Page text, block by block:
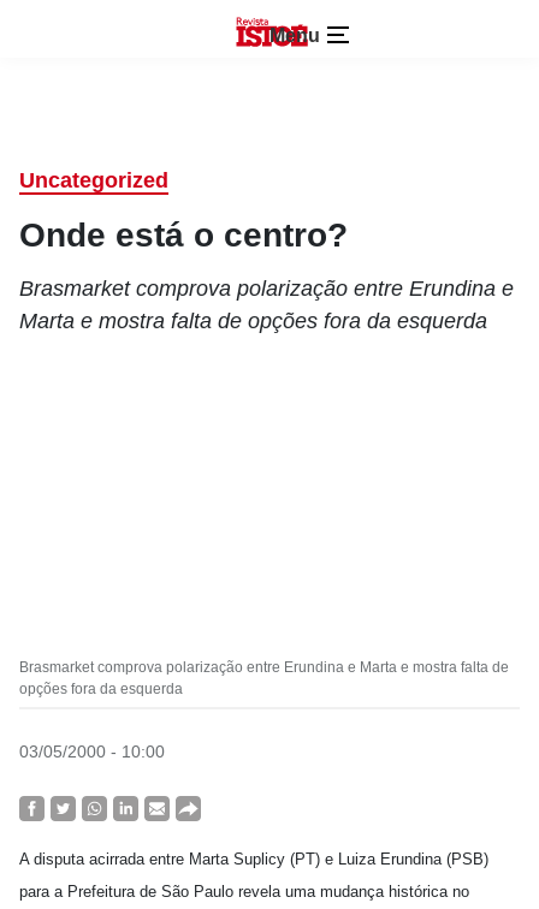
Menu
Uncategorized
Onde está o centro?
Brasmarket comprova polarização entre Erundina e
Marta e mostra falta de opções fora da esquerda
Brasmarket comprova polarização entre Erundina e Marta e mostra falta de
opções fora da esquerda
03/05/2000 - 10:00
A disputa acirrada entre Marta Suplicy (PT) e Luiza Erundina (PSB)
para a Prefeitura de São Paulo revela uma mudança histórica no